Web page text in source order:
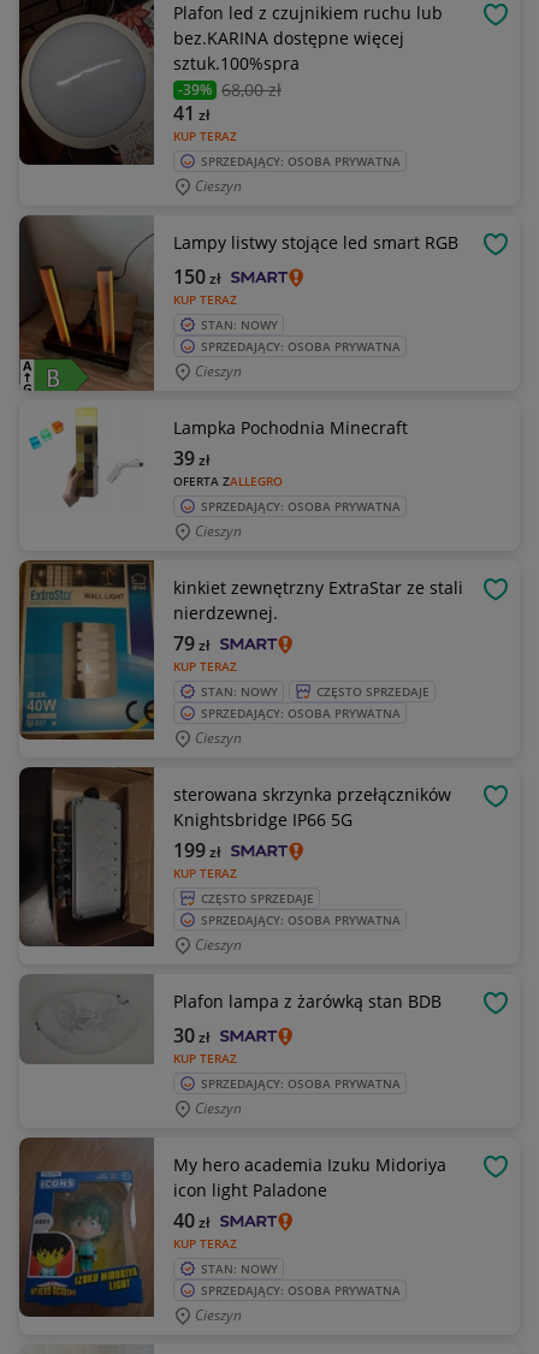
Plafon led z czujnikiem ruchu lub
bez.KARINA dostępne więcej
sztuk.100%spra
-39% 68,00 zł
KUP TERAZ
41 zł
SPRZEDAJĄCY: OSOBA PRYWATNA
Cieszyn
Lampy listwy stojące led smart RGB
KUP TERAZ
150zł
STAN: NOWY
SPRZEDAJĄCY: OSOBA PRYWATNA
Cieszyn
Lampka Pochodnia Minecraft
OFERTA ZALLEGRO
39zł
SPRZEDAJĄCY: OSOBA PRYWATNA
Cieszyn
kinkiet zewnętrzny ExtraStar ze stali
nierdzewnej.
KUP TERAZ
79zł
STAN: NOWY
CZĘSTO SPRZEDAJE
SPRZEDAJĄCY: OSOBA PRYWATNA
Cieszyn
sterowana skrzynka przełączników
Knightsbridge IP66 5G
KUP TERAZ
199zł
CZĘSTO SPRZEDAJE
SPRZEDAJĄCY: OSOBA PRYWATNA
Cieszyn
Plafon lampa z żarówką stan BDB
KUP TERAZ
30zł
SPRZEDAJĄCY: OSOBA PRYWATNA
Cieszyn
My hero academia Izuku Midoriya
icon light Paladone
KUP TERAZ
40zł
STAN: NOWY
SPRZEDAJĄCY: OSOBA PRYWATNA
Cieszyn